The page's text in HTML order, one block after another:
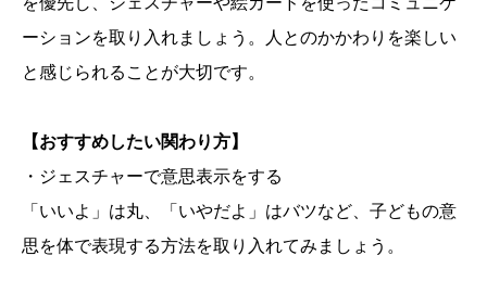
ーションを取り入れましょう。人とのかかわりを楽しい
と感じられることが大切です。
【おすすめしたい関わり方】
・ジェスチャーで意思表示をする
「いいよ」は丸、「いやだよ」はバツなど、子どもの意
思を体で表現する方法を取り入れてみましょう。